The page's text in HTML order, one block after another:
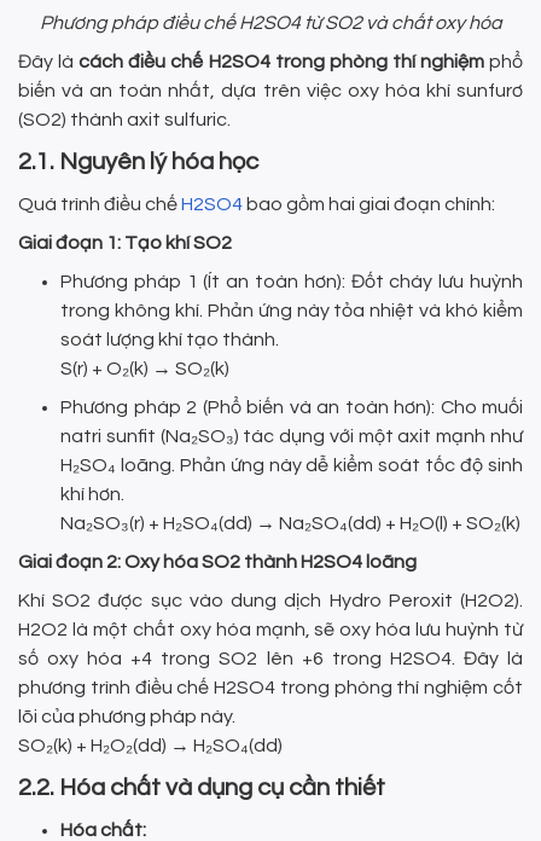
Phương pháp điều chế H2SO4 từ SO2 và chất oxy hóa
Đây làcách điều chế H2SO4 trong phòng thí nghiệmphổ
biến và an toàn nhất, dựa trên việc oxy hóa khí sunfurơ
(SO2) thành axit sulfuric.
2.1. Nguyên lý hóa học
Quá trình điều chếH2SO4bao gồm hai giai đoạn chính:
Giai đoạn 1: Tạo khí SO2
Phương pháp 1 (Ít an toàn hơn): Đốt cháy lưu huỳnh
trong không khí. Phản ứng này tỏa nhiệt và khó kiểm
soát lượng khí tạo thành.
S(r) + O₂(k) → SO₂(k)
Phương pháp 2 (Phổ biến và an toàn hơn): Cho muối
natri sunfit (Na₂SO₃) tác dụng với một axit mạnh như
H₂SO₄ loãng. Phản ứng này dễ kiểm soát tốc độ sinh
khí hơn.
Na₂SO₃(r) + H₂SO₄(dd) → Na₂SO₄(dd) + H₂O(l) + SO₂(k)
Giai đoạn 2: Oxy hóa SO2 thành H2SO4 loãng
Khí SO2 được sục vào dung dịch Hydro Peroxit (H2O2).
H2O2 là một chất oxy hóa mạnh, sẽ oxy hóa lưu huỳnh từ
số oxy hóa +4 trong SO2 lên +6 trong H2SO4. Đây là
phương trình điều chế H2SO4 trong phòng thí nghiệm cốt
lõi của phương pháp này.
SO₂(k) + H₂O₂(dd) → H₂SO₄(dd)
2.2. Hóa chất và dụng cụ cần thiết
Hóa chất: